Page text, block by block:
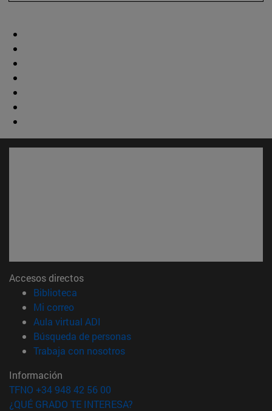
Accesos directos
Biblioteca
Mi correo(abre en nueva ventana)
Aula virtual ADI
Búsqueda de personas(abre en nueva ventana)
Trabaja con nosotros(abre en nueva ventana)
Información
TFNO +34 948 42 56 00
¿QUÉ GRADO TE INTERESA?